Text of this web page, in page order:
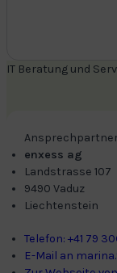
IT Beratung und
enxess ag
Landstrasse 107
9490 Vaduz
Liechtenstein
Telefon: +41 79
E-Mail an